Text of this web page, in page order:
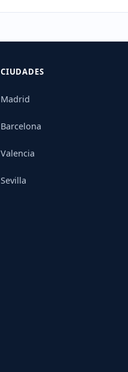
CIUDADES
Madrid
Barcelona
Valencia
Sevilla